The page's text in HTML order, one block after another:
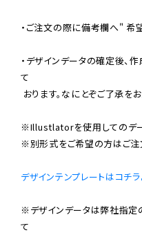
・ご注文の際に備考欄へ" 希
・デザインデータの確定後、作
て
※Illustlatorを使用してのデー
※別形式をご希望の方はご注
デザインテンプレートはコチ
※デザインデータは弊社指
て